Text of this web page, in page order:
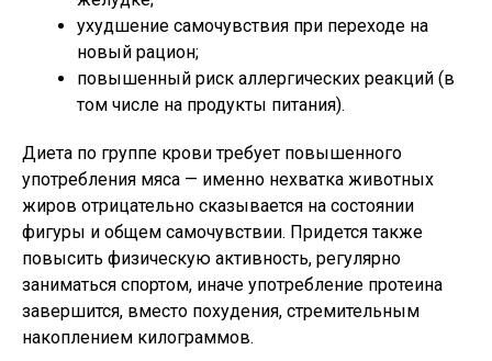
ухудшение самочувствия при переходе на
новый рацион;
повышенный риск аллергических реакций (в
том числе на продукты питания).
Диета по группе крови требует повышенного
употребления мяса — именно нехватка животных
жиров отрицательно сказывается на состоянии
фигуры и общем самочувствии. Придется также
повысить физическую активность, регулярно
заниматься спортом, иначе употребление протеина
завершится, вместо похудения, стремительным
накоплением килограммов.